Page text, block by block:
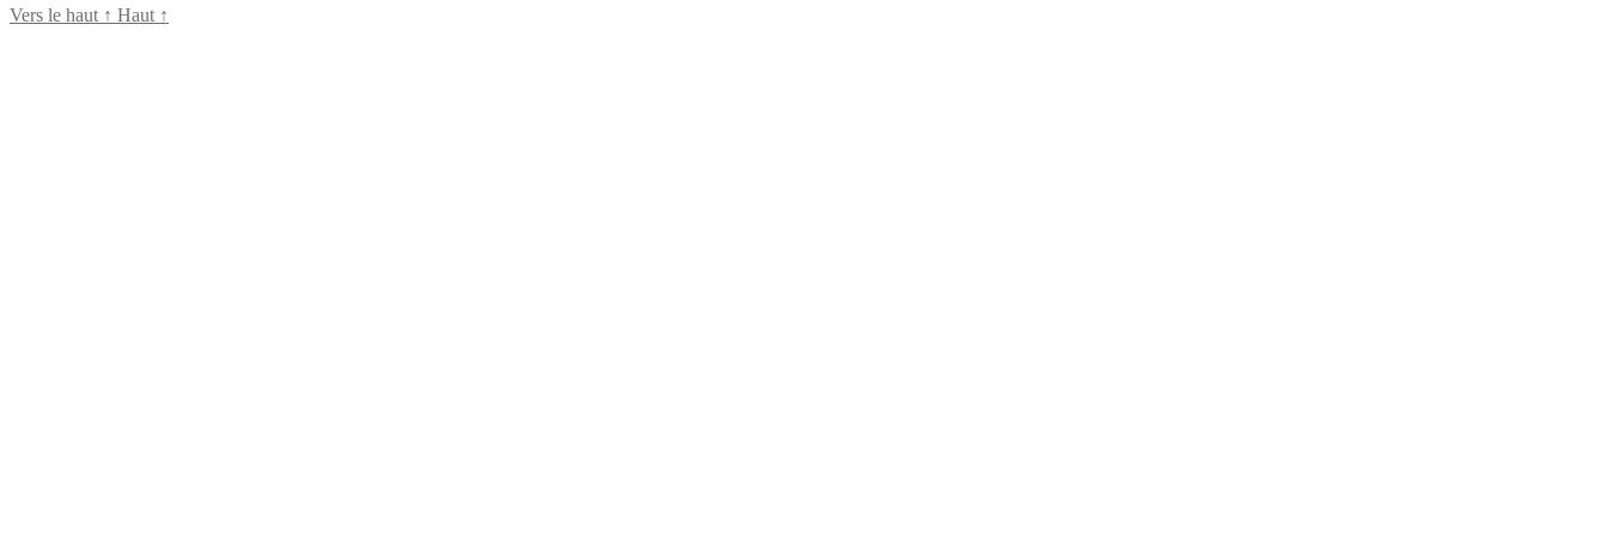
Vers le haut ↑ Haut ↑